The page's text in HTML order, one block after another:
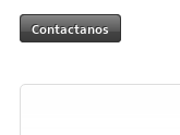
Contactanos